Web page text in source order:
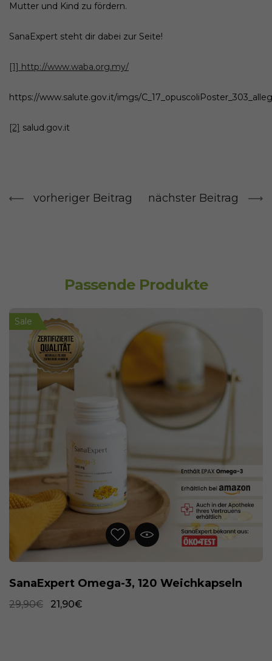
Mutter und Kind zu fördern.
SanaExpert steht dir dabei zur Seite!
[1] http://www.waba.org.my/
https://www.salute.gov.it/imgs/
[2] salud.gov.it
vorheriger Beitrag nächster Beitrag
Passende Produkte
Sale
SanaExpert Omega-3, 120 Weichkapseln
29,90€ 21,90€